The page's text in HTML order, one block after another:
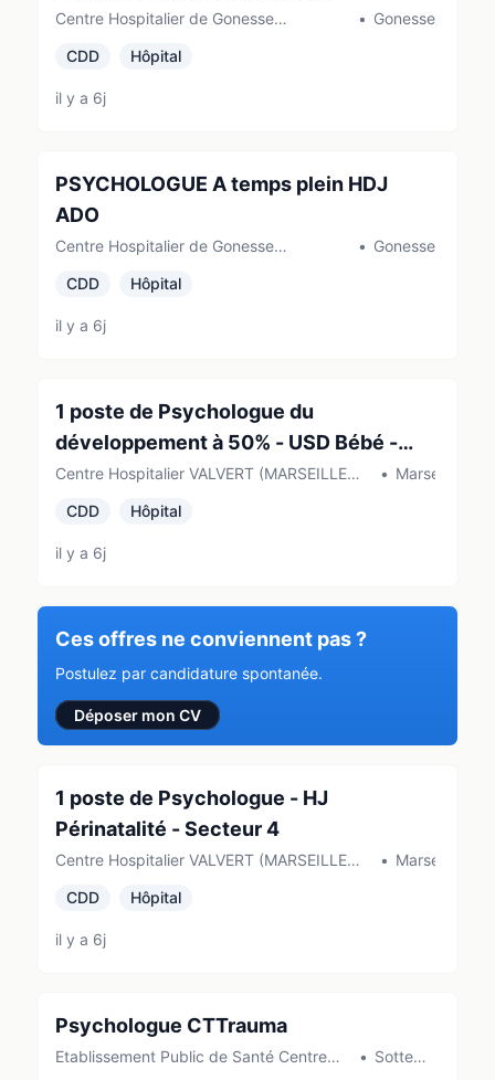
transculturelle (CTFCT)
Centre Hospitalier de Gonesse
• Gonesse
CDD
Hôpital
il y a 6j
PSYCHOLOGUE A temps plein HDJ
ADO
Centre Hospitalier de Gonesse
• Gonesse
CDD
Hôpital
il y a 6j
1 poste de Psychologue du
développement à 50% - USD Bébé -
SESA
Centre Hospitalier VALVERT (MARSEILLE
• Marseille
CDD
Hôpital
il y a 6j
Ces offres ne conviennent pas ?
Postulez par candidature spontanée.
Déposer mon CV
1 poste de Psychologue - HJ
Périnatalité - Secteur 4
Centre Hospitalier VALVERT (MARSEILLE
• Marseille
CDD
Hôpital
il y a 6j
Psychologue CTTrauma
Etablissement Public de Santé Centre
• Sotteville-